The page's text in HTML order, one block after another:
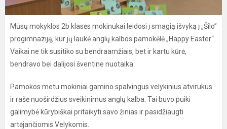
Mūsų mokyklos 2b klasės mokinukai leidosi į smagią išvyką į „Šilo”
progimnaziją, kur jų laukė anglų kalbos pamokėlė „Happy Easter“.
Vaikai ne tik susitiko su bendraamžiais, bet ir kartu kūrė,
bendravo bei dalijosi šventine nuotaika.
Pamokos metu mokiniai gamino spalvingus velykinius atvirukus
ir rašė nuoširdžius sveikinimus anglų kalba. Tai buvo puiki
galimybė kūrybiškai pritaikyti savo žinias ir pasidžiaugti
artėjančiomis Velykomis.